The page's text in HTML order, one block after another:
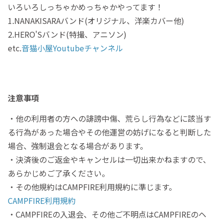
いろいろしっちゃかめっちゃかやってます！
1.NANAKISARAバンド(オリジナル、洋楽カバー他)
2.HERO'Sバンド(特撮、アニソン)
etc.音猫小屋Youtubeチャンネル
注意事項
・他の利用者の方への誹謗中傷、荒らし行為などに該当す
る行為があった場合やその他運営の妨げになると判断した
場合、強制退会となる場合があります。
・決済後のご返金やキャンセルは一切出来かねますので、
あらかじめご了承ください。
・その他規約はCAMPFIRE利用規約に準じます。
CAMPFIRE利用規約
・CAMPFIREの入退会、その他ご不明点はCAMPFIREのヘ